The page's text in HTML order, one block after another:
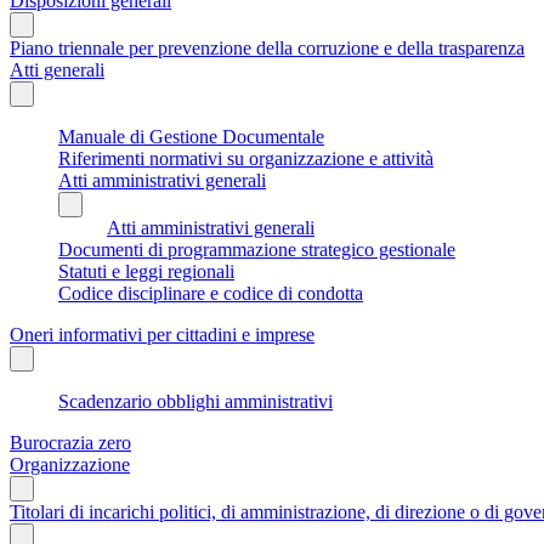
Piano triennale per prevenzione della corruzione e della trasparenza
Atti generali
Manuale di Gestione Documentale
Riferimenti normativi su organizzazione e attività
Atti amministrativi generali
Atti amministrativi generali
Documenti di programmazione strategico gestionale
Statuti e leggi regionali
Codice disciplinare e codice di condotta
Oneri informativi per cittadini e imprese
Scadenzario obblighi amministrativi
Burocrazia zero
Organizzazione
Titolari di incarichi politici, di amministrazione, di direzione o di